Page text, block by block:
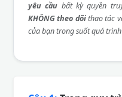
yêu cầu bất kỳ quyền
KHÔNG theo dõithao tác
của bạn trong suốt quá